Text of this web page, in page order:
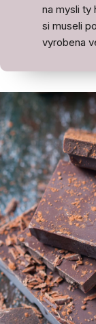
na mysli ty
si museli
vyrobena